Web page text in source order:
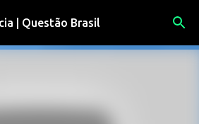
o conteúdo principal
| Questão Brasil